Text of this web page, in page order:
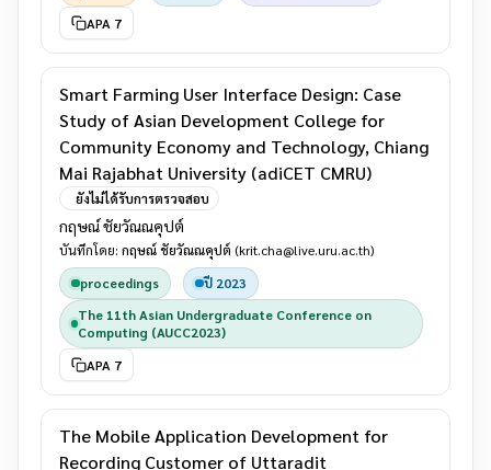
APA 7
Smart Farming User Interface Design: Case
Study of Asian Development College for
Community Economy and Technology, Chiang
Mai Rajabhat University (adiCET CMRU)
ยังไม่ได้รับการตรวจสอบ
กฤษณ์ ชัยวัณณคุปต์
บันทึกโดย: กฤษณ์ ชัยวัณณคุปต์ (krit.cha@live.uru.ac.th)
proceedings
ปี 2023
The 11th Asian Undergraduate Conference on
Computing (AUCC2023)
APA 7
The Mobile Application Development for
Recording Customer of Uttaradit